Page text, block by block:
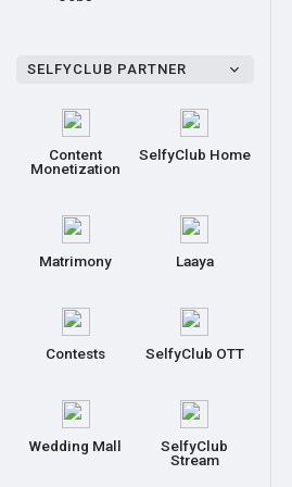
SELFYCLUB PARTNER
Content
Monetization
SelfyClub Home
Matrimony Laaya
Contests SelfyClub OTT
Wedding Mall
SelfyClub
Stream